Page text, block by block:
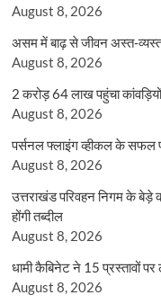
August 8, 2026
असम में बाढ़ से जीवन अस्त-
August 8, 2026
2 करोड़ 64 लाख पहुंचा
August 8, 2026
पर्सनल फ्लाइंग व्हीकल के सफल
August 8, 2026
उत्तराखंड परिवहन निगम के बेड़े
होंगी तब्दील
August 8, 2026
धामी कैबिनेट ने 15 प्रस्तावों पर
August 8, 2026